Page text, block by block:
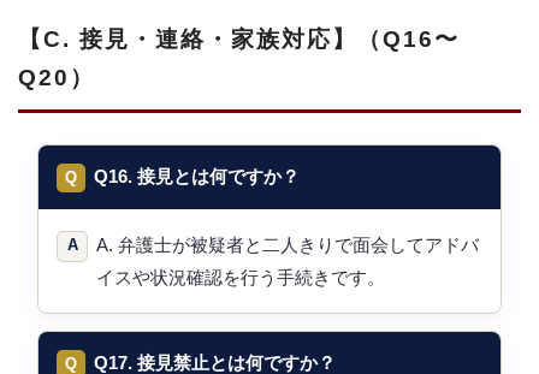
【C. 接見・連絡・家族対応】（Q16〜
Q20）
Q16. 接見とは何ですか？
A. 弁護士が被疑者と二人きりで面会してアドバ
イスや状況確認を行う手続きです。
Q17. 接見禁止とは何ですか？